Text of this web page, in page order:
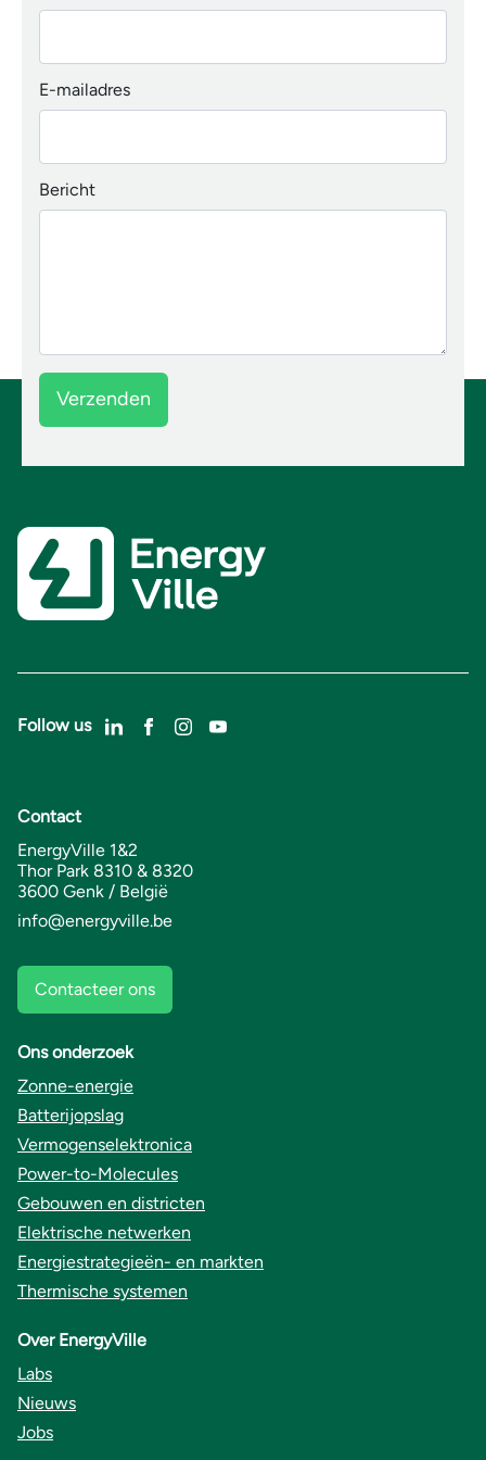
E-mailadres
Bericht
Follow us
Contact
EnergyVille 1&2
Thor Park 8310 & 8320
3600 Genk / België
info@energyville.be
Contacteer ons
Ons onderzoek
Zonne-energie
Batterijopslag
Vermogenselektronica
Power-to-Molecules
Gebouwen en districten
Elektrische netwerken
Energiestrategieën- en markten
Thermische systemen
Over EnergyVille
Labs
Nieuws
Jobs